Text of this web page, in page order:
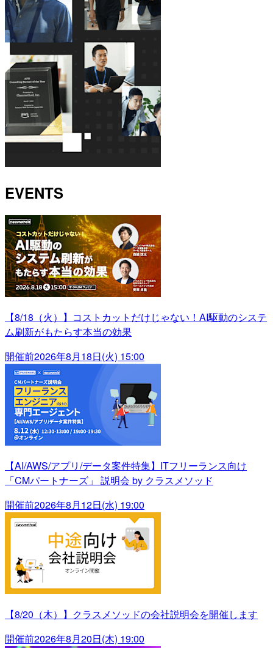
EVENTS
【8/18（火）】コストカットだけじゃない！AI駆動のシステ
ム刷新がもたらす本当の効果
開催前2026年8月18日(火) 15:00
【AI/AWS/アプリ/データ案件特集】ITフリーランス向け
「CMパートナーズ」 説明会 by クラスメソッド
開催前2026年8月12日(水) 19:00
【8/20（木）】クラスメソッドの会社説明会を開催します
開催前2026年8月20日(木) 19:00